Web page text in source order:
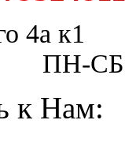
4а к1
ПН-СБ,
к Нам: